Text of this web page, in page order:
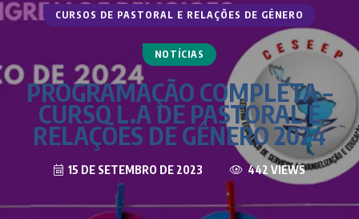
CURSOS DE PASTORAL E RELAÇÕES DE GÊNERO
NOTÍCIAS
PROGRAMAÇÃO COMPLETA –
CURSO L.A DE PASTORAL E
RELAÇÕES DE GÊNERO 2024
15 DE SETEMBRO DE 2023 442 VIEWS